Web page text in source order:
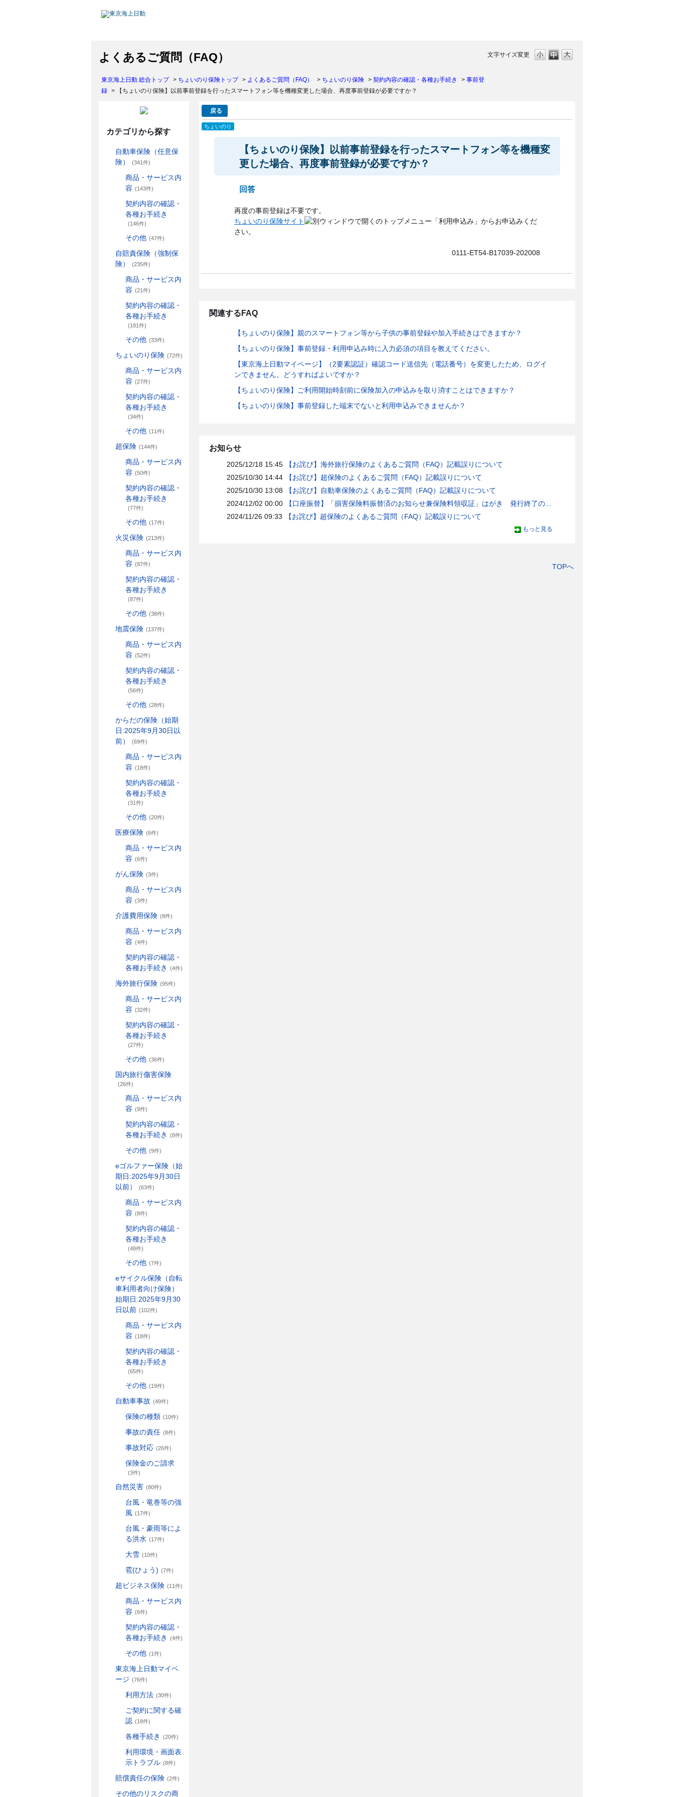
よくあるご質問（FAQ） 文字サイズ変更
東京海上日動 総合トップ > ちょいのり保険トップ > よくあるご質問（FAQ） > ちょいのり保険 > 契約内容の確認・各種お手続き > 事前登
録 > 【ちょいのり保険】以前事前登録を行ったスマートフォン等を機種変更した場合、再度事前登録が必要ですか？
カテゴリから探す
自動車保険（任意保
険）
(341件)
商品・サービス内
容 (143件)
契約内容の確認・
各種お手続き
(146件)
その他 (47件)
自賠責保険（強制保
険）
(235件)
商品・サービス内
容 (21件)
契約内容の確認・
各種お手続き
(181件)
その他 (33件)
ちょいのり保険 (72件)
商品・サービス内
容 (27件)
契約内容の確認・
各種お手続き
(34件)
その他 (11件)
超保険 (144件)
商品・サービス内
容 (50件)
契約内容の確認・
各種お手続き
(77件)
その他 (17件)
火災保険 (213件)
商品・サービス内
容 (87件)
契約内容の確認・
各種お手続き
(87件)
その他 (38件)
地震保険 (137件)
商品・サービス内
容 (52件)
契約内容の確認・
各種お手続き
(56件)
その他 (28件)
からだの保険（始期
日:2025年9月30日以
前）
(69件)
商品・サービス内
容 (18件)
契約内容の確認・
各種お手続き
(31件)
その他 (20件)
医療保険 (6件)
商品・サービス内
容 (6件)
がん保険 (3件)
商品・サービス内
容 (3件)
介護費用保険 (8件)
商品・サービス内
容 (4件)
契約内容の確認・
各種お手続き
(4件)
海外旅行保険 (95件)
商品・サービス内
容 (32件)
契約内容の確認・
各種お手続き
(27件)
その他 (36件)
国内旅行傷害保険
(26件)
商品・サービス内
容 (9件)
契約内容の確認・
各種お手続き
(8件)
その他 (9件)
eゴルファー保険（始
期日:2025年9月30日
以前）
(63件)
商品・サービス内
容 (8件)
契約内容の確認・
各種お手続き
(48件)
その他 (7件)
eサイクル保険（自転
車利用者向け保険）
始期日:2025年9月30
日以前 (102件)
商品・サービス内
容 (18件)
契約内容の確認・
各種お手続き
(65件)
その他 (19件)
自動車事故 (49件)
保険の種類 (10件)
事故の責任 (8件)
事故対応 (26件)
保険金のご請求
(3件)
自然災害 (80件)
台風・竜巻等の強
風 (17件)
台風・豪雨等によ
る洪水 (17件)
大雪 (10件)
雹(ひょう) (7件)
超ビジネス保険 (11件)
商品・サービス内
容 (6件)
契約内容の確認・
各種お手続き
(4件)
その他 (1件)
東京海上日動マイペ
ージ (76件)
利用方法 (30件)
ご契約に関する確
認 (18件)
各種手続き (20件)
利用環境・画面表
示トラブル (8件)
賠償責任の保険 (2件)
その他のリスクの商
戻る
ちょいのり
【ちょいのり保険】以前事前登録を行ったスマートフォン等を機種変
更した場合、再度事前登録が必要ですか？
回答
再度の事前登録は不要です。
ちょいのり保険サイト
のトップメニュー「利用申込み」からお申込みくだ
さい。
0111-ET54-B17039-202008
関連するFAQ
【ちょいのり保険】親のスマートフォン等から子供の事前登録や加入手続きはできますか？
【ちょいのり保険】事前登録・利用申込み時に入力必須の項目を教えてください。
【東京海上日動マイページ】（2要素認証）確認コード送信先（電話番号）を変更したため、ログイ
ンできません。どうすればよいですか？
【ちょいのり保険】ご利用開始時刻前に保険加入の申込みを取り消すことはできますか？
【ちょいのり保険】事前登録した端末でないと利用申込みできませんか？
お知らせ
2025/12/18 15:45
【お詫び】海外旅行保険のよくあるご質問（FAQ）記載誤りについて
2025/10/30 14:44
【お詫び】超保険のよくあるご質問（FAQ）記載誤りについて
2025/10/30 13:08
【お詫び】自動車保険のよくあるご質問（FAQ）記載誤りについて
2024/12/02 00:00
【口座振替】「損害保険料振替済のお知らせ兼保険料領収証」はがき 発行終了の...
2024/11/26 09:33
【お詫び】超保険のよくあるご質問（FAQ）記載誤りについて
もっと見る
TOPへ